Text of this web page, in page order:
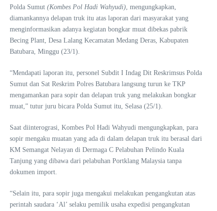
Polda Sumut (Kombes Pol Hadi Wahyudi), mengungkapkan,
diamankannya delapan truk itu atas laporan dari masyarakat yang
menginformasikan adanya kegiatan bongkar muat dibekas pabrik
Becing Plant, Desa Lalang Kecamatan Medang Deras, Kabupaten
Batubara, Minggu (23/1).
“Mendapati laporan itu, personel Subdit I Indag Dit Reskrimsus Polda
Sumut dan Sat Reskrim Polres Batubara langsung turun ke TKP
mengamankan para sopir dan delapan truk yang melakukan bongkar
muat,” tutur juru bicara Polda Sumut itu, Selasa (25/1).
Saat diinterograsi, Kombes Pol Hadi Wahyudi mengungkapkan, para
sopir mengaku muatan yang ada di dalam delapan truk itu berasal dari
KM Semangat Nelayan di Dermaga C Pelabuhan Pelindo Kuala
Tanjung yang dibawa dari pelabuhan Portklang Malaysia tanpa
dokumen import.
“Selain itu, para sopir juga mengakui melakukan pengangkutan atas
perintah saudara ‘Al’ selaku pemilik usaha expedisi pengangkutan